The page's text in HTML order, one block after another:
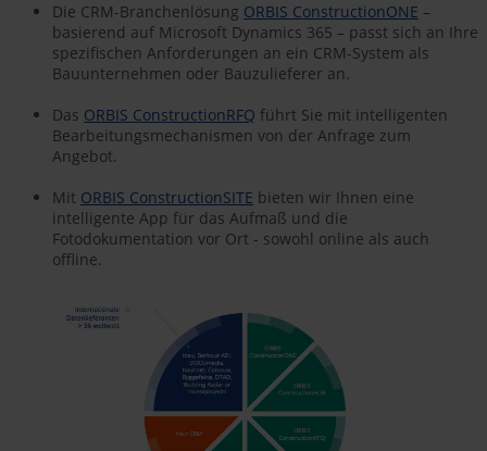
Die CRM-Branchenlösung ORBIS ConstructionONE –
basierend auf Microsoft Dynamics 365 – passt sich an Ihre
spezifischen Anforderungen an ein CRM-System als
Bauunternehmen oder Bauzulieferer an.
Das ORBIS ConstructionRFQ führt Sie mit intelligenten
Bearbeitungsmechanismen von der Anfrage zum
Angebot.
Mit ORBIS ConstructionSITE bieten wir Ihnen eine
intelligente App für das Aufmaß und die
Fotodokumentation vor Ort - sowohl online als auch
offline.